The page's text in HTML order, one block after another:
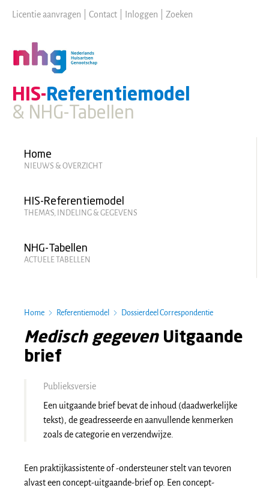
content
Licentie aanvragen Contact Inloggen Zoeken
HIS-Referentiemodel
& NHG-Tabellen
Home
NIEUWS & OVERZICHT
HIS-Referentiemodel
THEMA'S, INDELING & GEGEVENS
NHG-Tabellen
ACTUELE TABELLEN
Home Referentiemodel Dossierdeel Correspondentie
Medisch gegeven Uitgaande
brief
Publieksversie
Een uitgaande brief bevat de inhoud (daadwerkelijke
tekst), de geadresseerde en aanvullende kenmerken
zoals de categorie en verzendwijze.
Een praktijkassistente of -ondersteuner stelt van tevoren
alvast een concept-uitgaande-brief op. Een concept-